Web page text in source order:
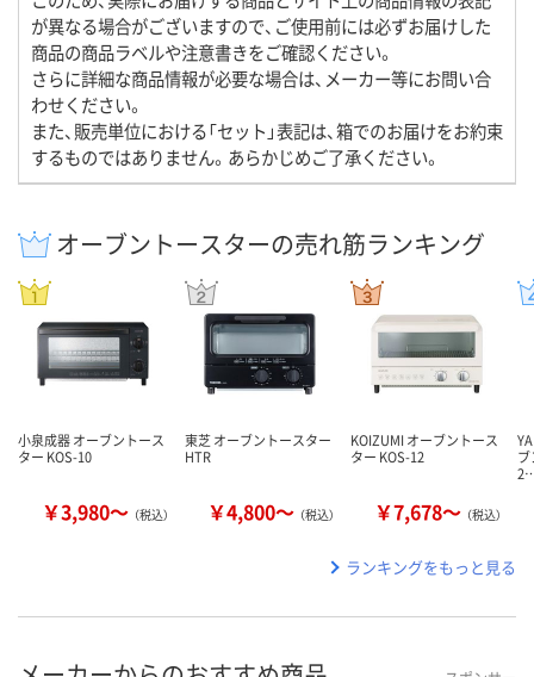
が異なる場合がございますので、ご使用前には必ずお届けした
商品の商品ラベルや注意書きをご確認ください。
さらに詳細な商品情報が必要な場合は、メーカー等にお問い合
わせください。
また、販売単位における「セット」表記は、箱でのお届けをお約束
するものではありません。あらかじめご了承ください。
オーブントースターの売れ筋ランキング
小泉成器 オーブントース
ター KOS-10
￥3,980～ （税込）
東芝 オーブントースター
HTR
￥4,800～ （税込）
KOIZUMI オーブントース
ター KOS-12
￥7,678～ （税込）
ランキングをもっと見る